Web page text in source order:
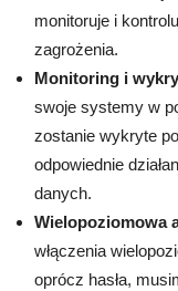
monitoruje i
zagrożenia.
Monitoring i
swoje systemy w
zostanie wykryte
odpowiednie
danych.
Wielopoziomowa
włączenia
oprócz hasła,